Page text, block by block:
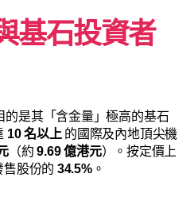
基石投資者
的是其「含金量」極高的基石
10 名以上 的國際及內地頂尖機
（約9.69 億港元）。按定價上
售股份的 34.5%。